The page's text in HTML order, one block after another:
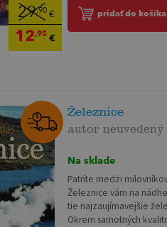
29,90€
12,95€
pridať do košíka
Železnice
autor neuvedený
Na sklade
Patríte medzi
Železnice vám na
tie najzaujímavejšie
Okrem samotných